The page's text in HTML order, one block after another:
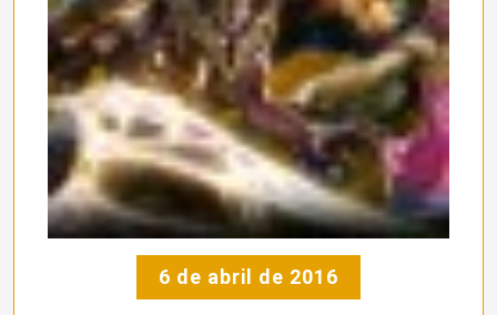
6 de abril de 2016